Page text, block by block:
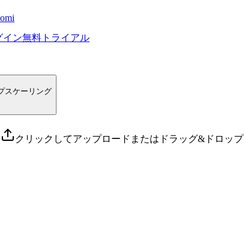
イン無料トライアル
スケーリング
クリックしてアップロードまたはドラッグ&ドロップ